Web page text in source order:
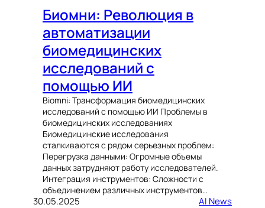
Биомни: Революция в
автоматизации
биомедицинских
исследований с
помощью ИИ
Biomni: Трансформация биомедицинских
исследований с помощью ИИ Проблемы в
биомедицинских исследованиях
Биомедицинские исследования
сталкиваются с рядом серьезных проблем:
Перегрузка данными: Огромные объемы
данных затрудняют работу исследователей.
Интеграция инструментов: Сложности с
объединением различных инструментов…
30.05.2025 AI News